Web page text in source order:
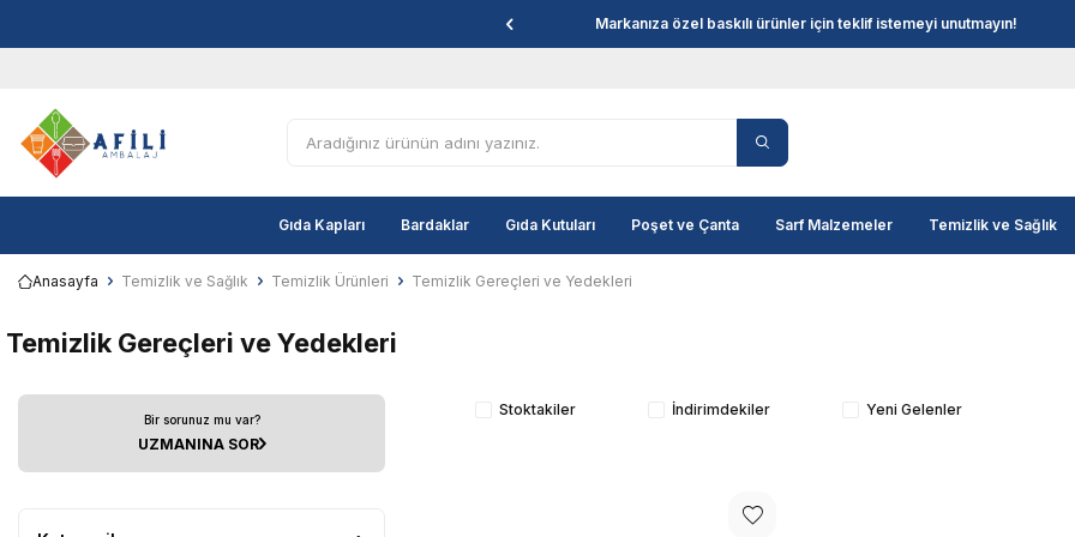
Markanıza özel baskılı ürünler için teklif istemeyi unutmayın!
Gıda Kapları Bardaklar Gıda Kutuları Poşet ve Çanta Sarf Malzemeler Temizlik ve Sağlık
Anasayfa Temizlik ve Sağlık Temizlik Ürünleri Temizlik Gereçleri ve Yedekleri
Temizlik Gereçleri ve Yedekleri
Bir sorunuz mu var?
UZMANINA SOR
Stoktakiler İndirimdekiler Yeni Gelenler